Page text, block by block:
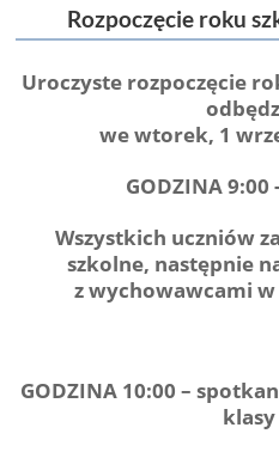
Rozpoczęcie roku
Uroczyste rozpoczęcie
we wtorek, 1
GODZINA 9:00
Wszystkich uczniów
szkolne, następnie
z wychowawcami
GODZINA 10:00 –
klasy